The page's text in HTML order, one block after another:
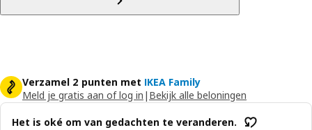
Verzamel 2 punten met IKEA Family
Meld je gratis aan of log in | Bekijk alle beloningen
Het is oké om van gedachten te veranderen.